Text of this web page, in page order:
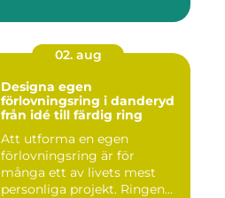
02. aug
Designa egen
förlovningsring i danderyd
från idé till färdig ring
Att utforma en egen
förlovningsring är för
många ett av livets mest
personliga projekt. Ringen